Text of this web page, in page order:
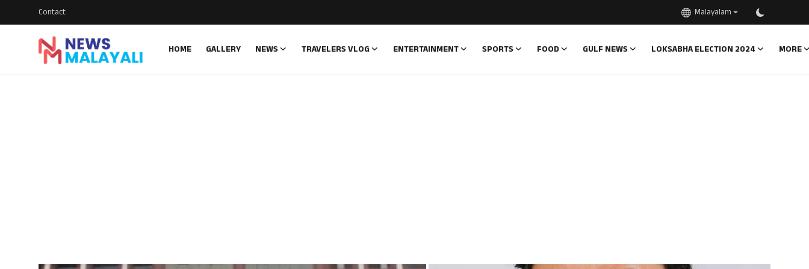
Contact Malayalam
HOME GALLERY NEWS TRAVELERS VLOG ENTERTAINMENT SPORTS FOOD GULF NEWS LOKSABHA ELECTION 2024 MORE